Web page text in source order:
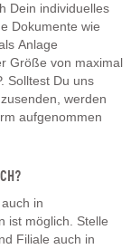
Dein individuelles
Dokumente wie
Anlage
Größe von maximal
Solltest Du uns
werden
aufgenommen
in
ist möglich. Stelle
Filiale auch in